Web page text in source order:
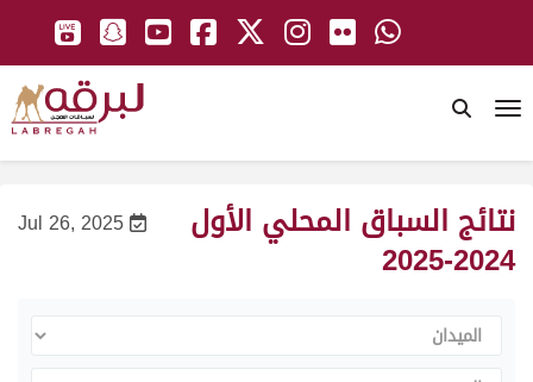
Jul 26, 2025 نتائج السباق المحلي الأول
2024-2025
الميدان